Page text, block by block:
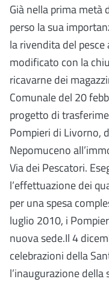
Già nella prima metà
perso la sua
la rivendita del
modificato con la
ricavarne dei
Comunale del 20
progetto di
Pompieri di Livorno,
Nepomuceno
Via dei Pescatori.
l’effettuazione dei
per una spesa
luglio 2010, i
nuova sede.Il 4
celebrazioni della
l’inaugurazione della